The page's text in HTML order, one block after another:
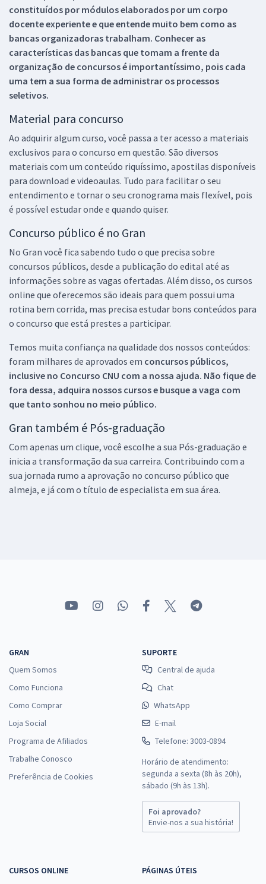
constituídos por módulos elaborados por um corpo
docente experiente e que entende muito bem como as
bancas organizadoras trabalham. Conhecer as
características das bancas que tomam a frente da
organização de concursos é importantíssimo, pois cada
uma tem a sua forma de administrar os processos
seletivos.
Material para concurso
Ao adquirir algum curso, você passa a ter acesso a materiais
exclusivos para o concurso em questão. São diversos
materiais com um conteúdo riquíssimo, apostilas disponíveis
para download e videoaulas. Tudo para facilitar o seu
entendimento e tornar o seu cronograma mais flexível, pois
é possível estudar onde e quando quiser.
Concurso público é no Gran
No Gran você fica sabendo tudo o que precisa sobre
concursos públicos, desde a publicação do edital até as
informações sobre as vagas ofertadas. Além disso, os cursos
online que oferecemos são ideais para quem possui uma
rotina bem corrida, mas precisa estudar bons conteúdos para
o concurso que está prestes a participar.
Temos muita confiança na qualidade dos nossos conteúdos:
foram milhares de aprovados em concursos públicos,
inclusive no Concurso CNU com a nossa ajuda. Não fique de
fora dessa, adquira nossos cursos e busque a vaga com
que tanto sonhou no meio público.
Gran também é Pós-graduação
Com apenas um clique, você escolhe a sua Pós-graduação e
inicia a transformação da sua carreira. Contribuindo com a
sua jornada rumo a aprovação no concurso público que
almeja, e já com o título de especialista em sua área.
GRAN
Quem Somos
Como Funciona
Como Comprar
Loja Social
Programa de Afiliados
Trabalhe Conosco
Preferência de Cookies
SUPORTE
Central de ajuda
Chat
WhatsApp
E-mail
Telefone: 3003-0894
Horário de atendimento:
segunda a sexta (8h às 20h),
sábado (9h às 13h).
Foi aprovado?
Envie-nos a sua história!
CURSOS ONLINE
PÁGINAS ÚTEIS